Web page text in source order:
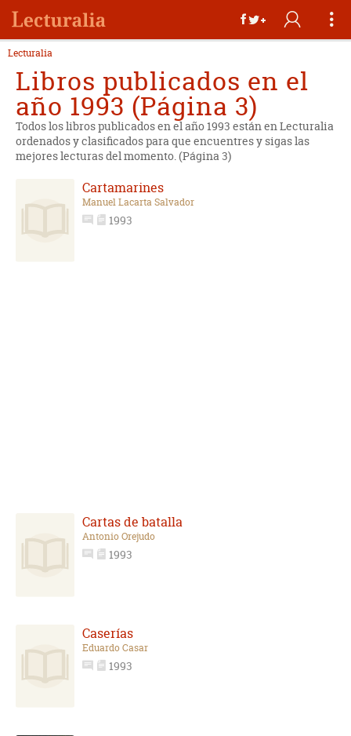
Lecturalia
Libros publicados en el
año 1993 (Página 3)
Todos los libros publicados en el año 1993 están en Lecturalia
ordenados y clasificados para que encuentres y sigas las
mejores lecturas del momento. (Página 3)
Cartamarines
Manuel Lacarta Salvador
1993
Cartas de batalla
Antonio Orejudo
1993
Caserías
Eduardo Casar
1993